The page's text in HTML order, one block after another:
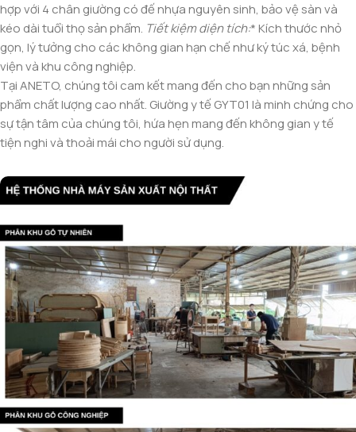
hợp với 4 chân giường có đế nhựa nguyên sinh, bảo vệ sàn và
kéo dài tuổi thọ sản phẩm. Tiết kiệm diện tích:* Kích thước nhỏ
gọn, lý tưởng cho các không gian hạn chế như ký túc xá, bệnh
viện và khu công nghiệp.
Tại ANETO, chúng tôi cam kết mang đến cho bạn những sản
phẩm chất lượng cao nhất. Giường y tế GYT01 là minh chứng cho
sự tận tâm của chúng tôi, hứa hẹn mang đến không gian y tế
tiện nghi và thoải mái cho người sử dụng.